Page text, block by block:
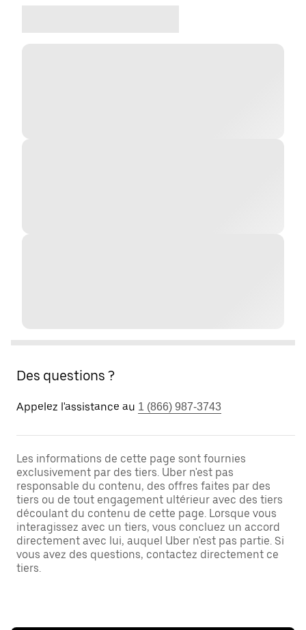
Des questions ?
Appelez l'assistance au 1 (866) 987-3743
Les informations de cette page sont fournies
exclusivement par des tiers. Uber n'est pas
responsable du contenu, des offres faites par des
tiers ou de tout engagement ultérieur avec des tiers
découlant du contenu de cette page. Lorsque vous
interagissez avec un tiers, vous concluez un accord
directement avec lui, auquel Uber n'est pas partie. Si
vous avez des questions, contactez directement ce
tiers.